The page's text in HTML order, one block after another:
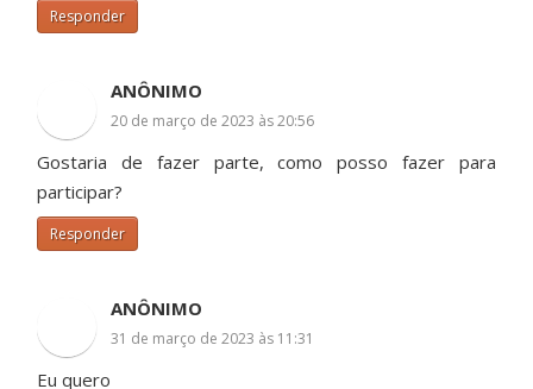
Responder
ANÔNIMO
20 de março de 2023 às 20:56
Gostaria de fazer parte, como posso fazer para
participar?
Responder
ANÔNIMO
31 de março de 2023 às 11:31
Eu quero